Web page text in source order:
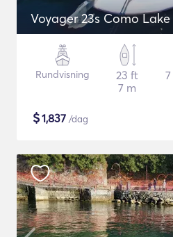
Voyager 23s Como
Rundvisning
23 ft
7 m
$1,837 /dag